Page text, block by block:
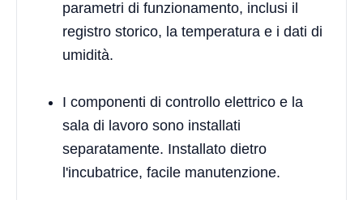
parametri di funzionamento, inclusi il
registro storico, la temperatura e i dati di
umidità.
I componenti di controllo elettrico e la
sala di lavoro sono installati
separatamente. Installato dietro
l'incubatrice, facile manutenzione.